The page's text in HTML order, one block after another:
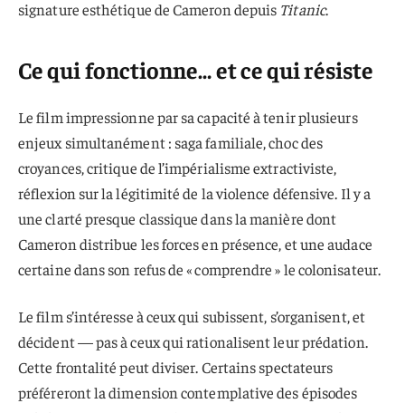
signature esthétique de Cameron depuis Titanic.
Ce qui fonctionne… et ce qui résiste
Le film impressionne par sa capacité à tenir plusieurs
enjeux simultanément : saga familiale, choc des
croyances, critique de l’impérialisme extractiviste,
réflexion sur la légitimité de la violence défensive. Il y a
une clarté presque classique dans la manière dont
Cameron distribue les forces en présence, et une audace
certaine dans son refus de « comprendre » le colonisateur.
Le film s’intéresse à ceux qui subissent, s’organisent, et
décident — pas à ceux qui rationalisent leur prédation.
Cette frontalité peut diviser. Certains spectateurs
préféreront la dimension contemplative des épisodes